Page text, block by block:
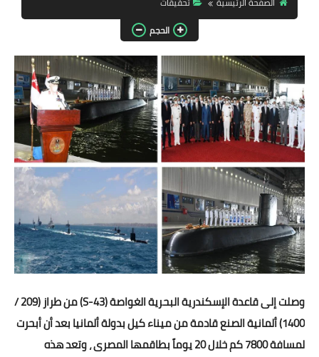
مقالات واراء
محافظات
القاهرة
القليوبية
الجيزة
الاسكندرية
الدقهلية
سوهاج
شمال سيناء
أخبار الرياضة
الحجم
وصلت إلى قاعدة الإسكندرية البحرية الغواصة (S-43) من طراز (209 /
1400) ألمانية الصنع قادمة من ميناء كيل بدولة ألمانيا بعد أن أبحرت
لمسافة 7800 كم خلال 20 يوماً بطاقمها المصرى ، وتعد هذه